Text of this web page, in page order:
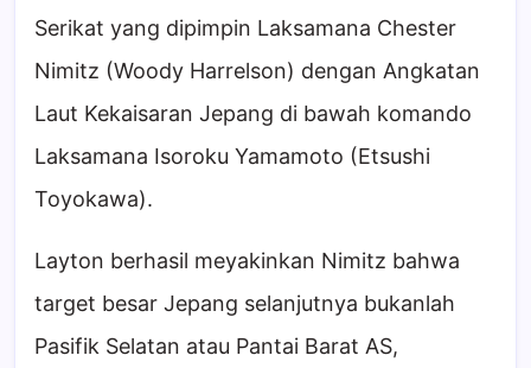
Serikat yang dipimpin Laksamana Chester
Nimitz (Woody Harrelson) dengan Angkatan
Laut Kekaisaran Jepang di bawah komando
Laksamana Isoroku Yamamoto (Etsushi
Toyokawa).
Layton berhasil meyakinkan Nimitz bahwa
target besar Jepang selanjutnya bukanlah
Pasifik Selatan atau Pantai Barat AS,